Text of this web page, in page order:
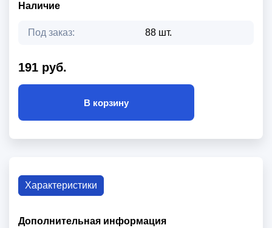
Наличие
Под заказ: 88 шт.
191 руб.
В корзину
Характеристики
Дополнительная информация